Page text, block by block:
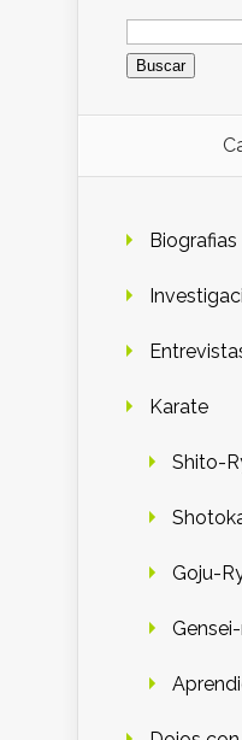
Buscar:
Biografias
Karate
Shito-
Goju-